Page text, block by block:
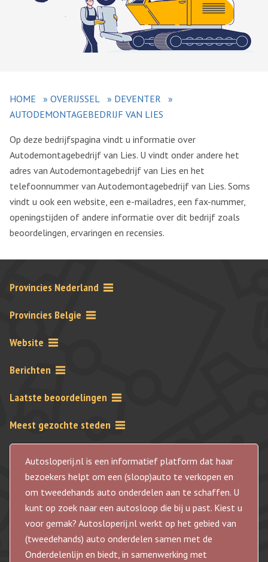
HOME » OVERIJSSEL » DEVENTER
»
AUTODEMONTAGEBEDRIJF VAN LIES
Op deze bedrijfspagina vindt u informatie over
Autodemontagebedrijf van Lies. U vindt onder andere het
adres van Autodemontagebedrijf van Lies en het
telefoonnummer van Autodemontagebedrijf van Lies. Soms
vindt u ook een website, een e-mailadres, een fax-nummer,
openingstijden of andere informatie over dit bedrijf zoals
beoordelingen, ervaringen en recensies.
Provincies Nederland
Provincies Belgie
Website
Berichten
Laatste beoordelingen
Meest gezochte steden
Autosloperij.nl is een informatief platform dat haar
bezoekers helpt om een (sloop)auto te verkopen en
om tweedehands auto onderdelen aan te schaffen. U
kunt op zoek naar een autosloop die bij u past. Kiest u
voor gemak? Autosloperij.nl werkt op het gebied van
(tweedehands) auto onderdelen samen met de
Onderdelenlijn en biedt, in samenwerking met